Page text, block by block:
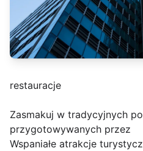
restauracje
Zasmakuj w tradycyjnych
przygotowywanych przez
Wspaniałe atrakcje